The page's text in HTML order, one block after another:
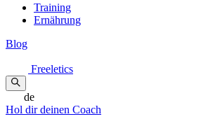
Training
Ernährung
Blog
Freeletics
de
Hol dir deinen Coach